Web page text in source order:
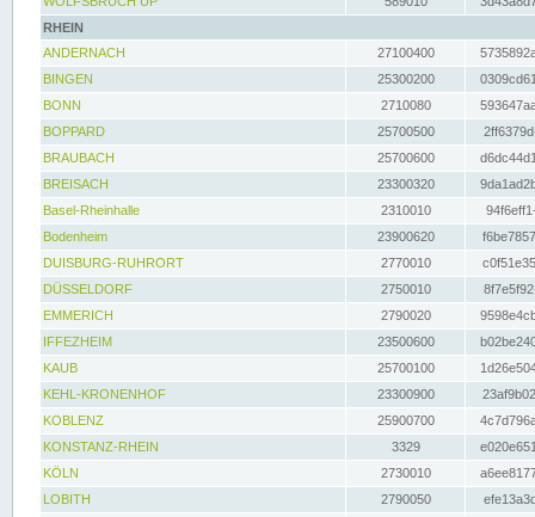
RHEIN
ANDERNACH
27100400
BINGEN
25300200
BONN
2710080
BOPPARD
25700500
BRAUBACH
25700600
BREISACH
23300320
Basel-Rheinhalle
2310010
Bodenheim
23900620
DUISBURG-RUHRORT
2770010
DÜSSELDORF
2750010
EMMERICH
2790020
IFFEZHEIM
23500600
KAUB
25700100
KEHL-KRONENHOF
23300900
KOBLENZ
25900700
KONSTANZ-RHEIN
3329
KÖLN
2730010
LOBITH
2790050